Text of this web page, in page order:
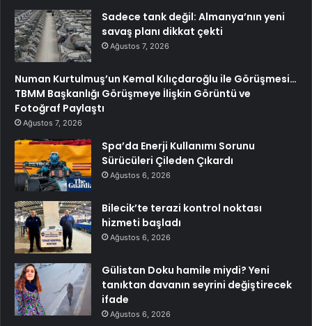
Sadece tank değil: Almanya’nın yeni
savaş planı dikkat çekti
Ağustos 7, 2026
Numan Kurtulmuş’un Kemal Kılıçdaroğlu ile Görüşmesi…
TBMM Başkanlığı Görüşmeye İlişkin Görüntü ve
Fotoğraf Paylaştı
Ağustos 7, 2026
Spa’da Enerji Kullanımı Sorunu
Sürücüleri Çileden Çıkardı
Ağustos 6, 2026
Bilecik’te terazi kontrol noktası
hizmeti başladı
Ağustos 6, 2026
Gülistan Doku hamile miydi? Yeni
tanıktan davanın seyrini değiştirecek
ifade
Ağustos 6, 2026